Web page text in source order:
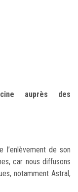
auprès des
l’enlèvement de son
car nous diffusons
notamment Astral,